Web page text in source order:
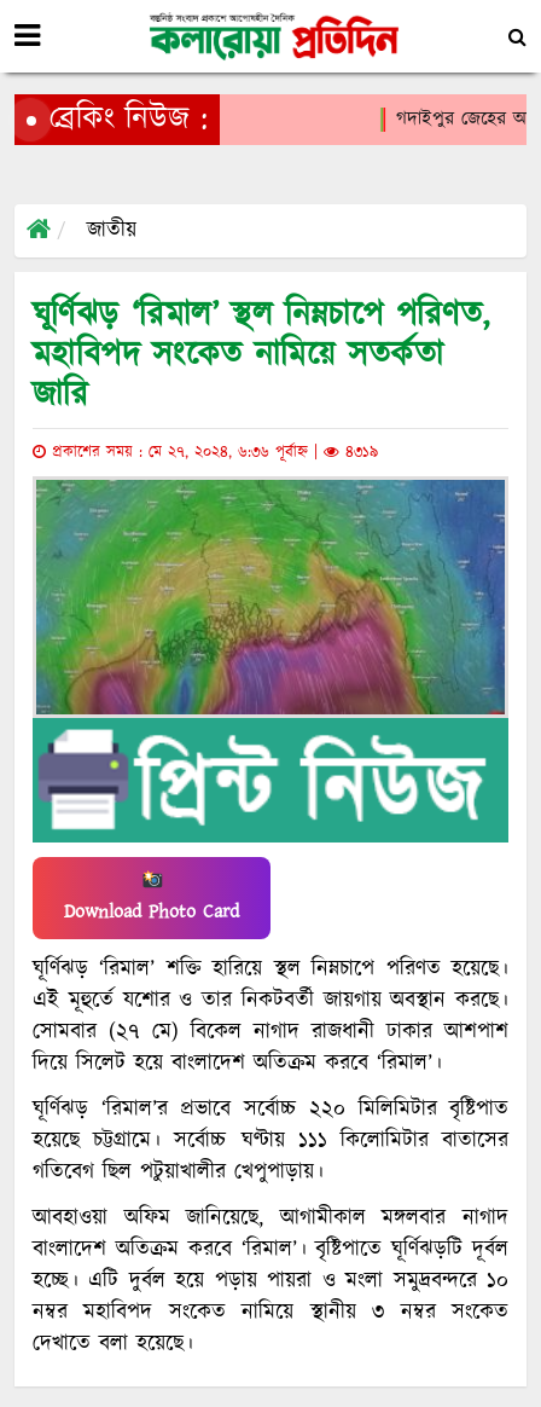
ব্রেকিং নিউজ : গদাইপুর জেহের আলী
জাতীয়
ঘূর্ণিঝড় ‘রিমাল’ স্থল নিম্নচাপে পরিণত,
মহাবিপদ সংকেত নামিয়ে সতর্কতা
জারি
প্রকাশের সময় : মে ২৭, ২০২৪, ৬:৩৬ পূর্বাহ্ন | ৪৩১৯
Download Photo Card
ঘূর্ণিঝড় ‘রিমাল’ শক্তি হারিয়ে স্থল নিম্নচাপে পরিণত হয়েছে।
এই মূহুর্তে যশোর ও তার নিকটবর্তী জায়গায় অবস্থান করছে।
সোমবার (২৭ মে) বিকেল নাগাদ রাজধানী ঢাকার আশপাশ
দিয়ে সিলেট হয়ে বাংলাদেশ অতিক্রম করবে ‘রিমাল’।
ঘূর্ণিঝড় ‘রিমাল’র প্রভাবে সর্বোচ্চ ২২০ মিলিমিটার বৃষ্টিপাত
হয়েছে চট্টগ্রামে। সর্বোচ্চ ঘণ্টায় ১১১ কিলোমিটার বাতাসের
গতিবেগ ছিল পটুয়াখালীর খেপুপাড়ায়।
আবহাওয়া অফিম জানিয়েছে, আগামীকাল মঙ্গলবার নাগাদ
বাংলাদেশ অতিক্রম করবে ‘রিমাল’। বৃষ্টিপাতে ঘূর্ণিঝড়টি দূর্বল
হচ্ছে। এটি দুর্বল হয়ে পড়ায় পায়রা ও মংলা সমুদ্রবন্দরে ১০
নম্বর মহাবিপদ সংকেত নামিয়ে স্থানীয় ৩ নম্বর সংকেত
দেখাতে বলা হয়েছে।